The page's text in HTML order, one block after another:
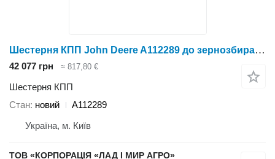
Шестерня КПП John Deere A112289 до зернозбирального комбайна John Deere
42 077 грн ≈ 817,80 €
Шестерня КПП
Стан новий
A112289
Україна, м. Київ
ТОВ «КОРПОРАЦІЯ «ЛАД І МИР АГРО»